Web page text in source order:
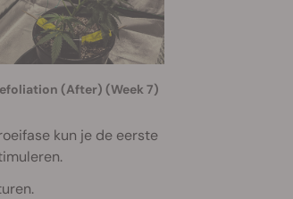
(After) (Week 7)
kun je de eerste